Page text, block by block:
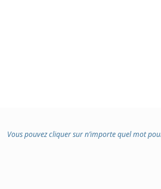
Vous pouvez cliquer sur n’importe quel mot